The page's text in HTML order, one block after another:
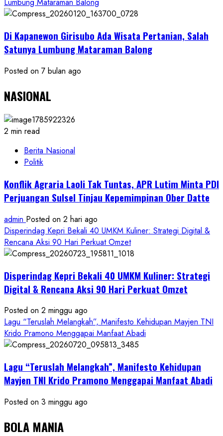
Lumbung Mataraman Balong
Di Kapanewon Girisubo Ada Wisata Pertanian, Salah
Satunya Lumbung Mataraman Balong
Posted on 7 bulan ago
NASIONAL
2 min read
Berita Nasional
Politik
Konflik Agraria Laoli Tak Tuntas, APR Lutim Minta PDI
Perjuangan Sulsel Tinjau Kepemimpinan Ober Datte
admin Posted on 2 hari ago
Disperindag Kepri Bekali 40 UMKM Kuliner: Strategi Digital &
Rencana Aksi 90 Hari Perkuat Omzet
Disperindag Kepri Bekali 40 UMKM Kuliner: Strategi
Digital & Rencana Aksi 90 Hari Perkuat Omzet
Posted on 2 minggu ago
Lagu “Teruslah Melangkah”, Manifesto Kehidupan Mayjen TNI
Krido Pramono Menggapai Manfaat Abadi
Lagu “Teruslah Melangkah”, Manifesto Kehidupan
Mayjen TNI Krido Pramono Menggapai Manfaat Abadi
Posted on 3 minggu ago
BOLA MANIA